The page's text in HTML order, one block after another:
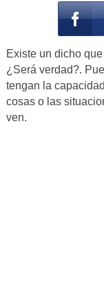
Existe un dicho
¿Será verdad?.
tengan la
cosas o las
ven.